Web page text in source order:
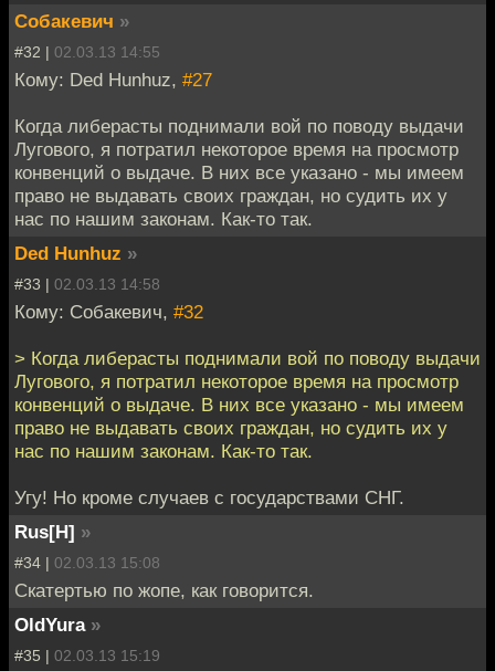
Собакевич »
#32 | 02.03.13 14:55
Кому: Ded Hunhuz, #27
Когда либерасты поднимали вой по поводу выдачи
Лугового, я потратил некоторое время на просмотр
конвенций о выдаче. В них все указано - мы имеем
право не выдавать своих граждан, но судить их у
нас по нашим законам. Как-то так.
Ded Hunhuz »
#33 | 02.03.13 14:58
Кому: Собакевич, #32
> Когда либерасты поднимали вой по поводу выдачи
Лугового, я потратил некоторое время на просмотр
конвенций о выдаче. В них все указано - мы имеем
право не выдавать своих граждан, но судить их у
нас по нашим законам. Как-то так.
Угу! Но кроме случаев с государствами СНГ.
Rus[H] »
#34 | 02.03.13 15:08
Скатертью по жопе, как говорится.
OldYura »
#35 | 02.03.13 15:19